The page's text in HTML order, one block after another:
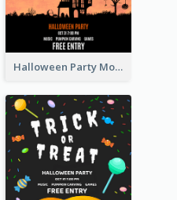
Halloween Party Moon Photo Poster